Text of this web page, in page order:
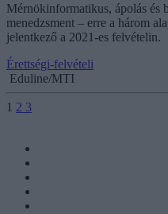
Mérnökinformatikus, ápolás és
menedzsment – erre a három
jelentkező a 2021-es felvételin.
Érettségi-felvételi
Eduline/MTI
1 2 3